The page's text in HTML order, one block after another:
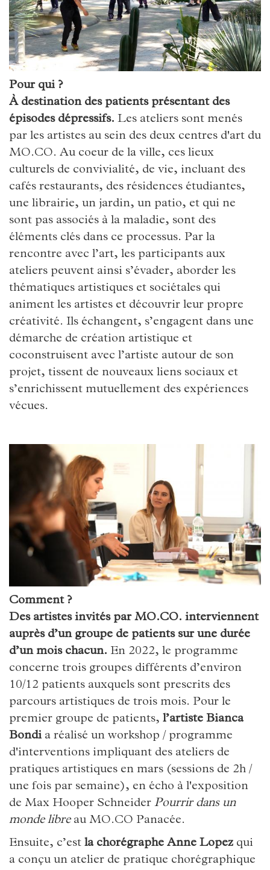
Pour qui ?
À destination des patients présentant des
épisodes dépressifs. Les ateliers sont menés
par les artistes au sein des deux centres d'art du
MO.CO. Au coeur de la ville, ces lieux
culturels de convivialité, de vie, incluant des
cafés restaurants, des résidences étudiantes,
une librairie, un jardin, un patio, et qui ne
sont pas associés à la maladie, sont des
éléments clés dans ce processus. Par la
rencontre avec l’art, les participants aux
ateliers peuvent ainsi s’évader, aborder les
thématiques artistiques et sociétales qui
animent les artistes et découvrir leur propre
créativité. Ils échangent, s’engagent dans une
démarche de création artistique et
coconstruisent avec l’artiste autour de son
projet, tissent de nouveaux liens sociaux et
s’enrichissent mutuellement des expériences
vécues.
Comment ?
Des artistes invités par MO.CO. interviennent
auprès d’un groupe de patients sur une durée
d’un mois chacun. En 2022, le programme
concerne trois groupes différents d’environ
10/12 patients auxquels sont prescrits des
parcours artistiques de trois mois. Pour le
premier groupe de patients, l’artiste Bianca
Bondi a réalisé un workshop / programme
d'interventions impliquant des ateliers de
pratiques artistiques en mars (sessions de 2h /
une fois par semaine), en écho à l'exposition
de Max Hooper Schneider Pourrir dans un
monde libreau MO.CO Panacée.
Ensuite, c’est la chorégraphe Anne Lopez qui
a conçu un atelier de pratique chorégraphique